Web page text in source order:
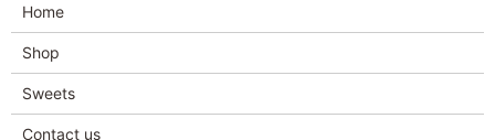
Home
Shop
Sweets
Contact us